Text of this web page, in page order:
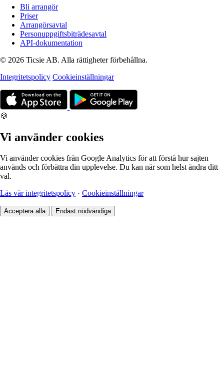
Bli arrangör
Priser
Arrangörsavtal
Personuppgiftsbiträdesavtal
API-dokumentation
© 2026 Ticsie AB. Alla rättigheter förbehållna.
Integritetspolicy Cookieinställningar
🍪
Vi använder cookies
Vi använder cookies från Google Analytics för att förstå hur sajten
används och förbättra din upplevelse. Du kan när som helst ändra ditt
val.
Läs vår integritetspolicy · Cookieinställningar
Acceptera alla Endast nödvändiga